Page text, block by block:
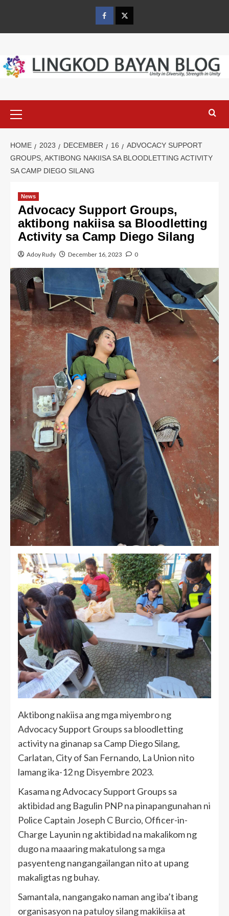
content
FacebookTwitter
Menu
HOME 2023 DECEMBER 16
ADVOCACY SUPPORT
GROUPS, AKTIBONG NAKIISA SA BLOODLETTING ACTIVITY
SA CAMP DIEGO SILANG
News
Advocacy Support Groups,
aktibong nakiisa sa Bloodletting
Activity sa Camp Diego Silang
Adoy Rudy December 16, 2023 0
Aktibong nakiisa ang mga miyembro ng
Advocacy Support Groups sa bloodletting
activity na ginanap sa Camp Diego Silang,
Carlatan, City of San Fernando, La Union nito
lamang ika-12 ng Disyembre 2023.
Kasama ng Advocacy Support Groups sa
aktibidad ang Bagulin PNP na pinapangunahan ni
Police Captain Joseph C Burcio, Officer-in-
Charge Layunin ng aktibidad na makalikom ng
dugo na maaaring makatulong sa mga
pasyenteng nangangailangan nito at upang
makaligtas ng buhay.
Samantala, nangangako naman ang iba’t ibang
organisasyon na patuloy silang makikiisa at